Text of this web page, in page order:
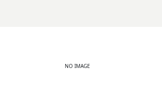
NO IMAGE